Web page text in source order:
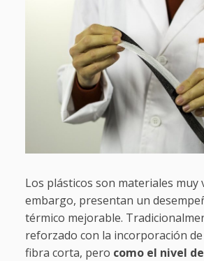
Los plásticos son materiales muy
embargo, presentan un
térmico mejorable.
reforzado con la incorporación
fibra corta, pero como el nivel